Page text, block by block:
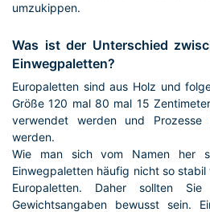
umzukippen.
Was ist der Unterschied
Einwegpaletten?
Europaletten sind aus Holz und
Größe 120 mal 80 mal 15
verwendet werden und Prozesse
werden.
Wie man sich vom Namen her
Einwegpaletten häufig nicht so
Europaletten. Daher sollten
Gewichtsangaben bewusst sein.